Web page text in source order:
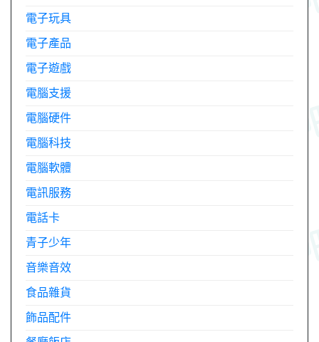
電子玩具
電子產品
電子遊戲
電腦支援
電腦硬件
電腦科技
電腦軟體
電訊服務
電話卡
青子少年
音樂音效
食品雜貨
飾品配件